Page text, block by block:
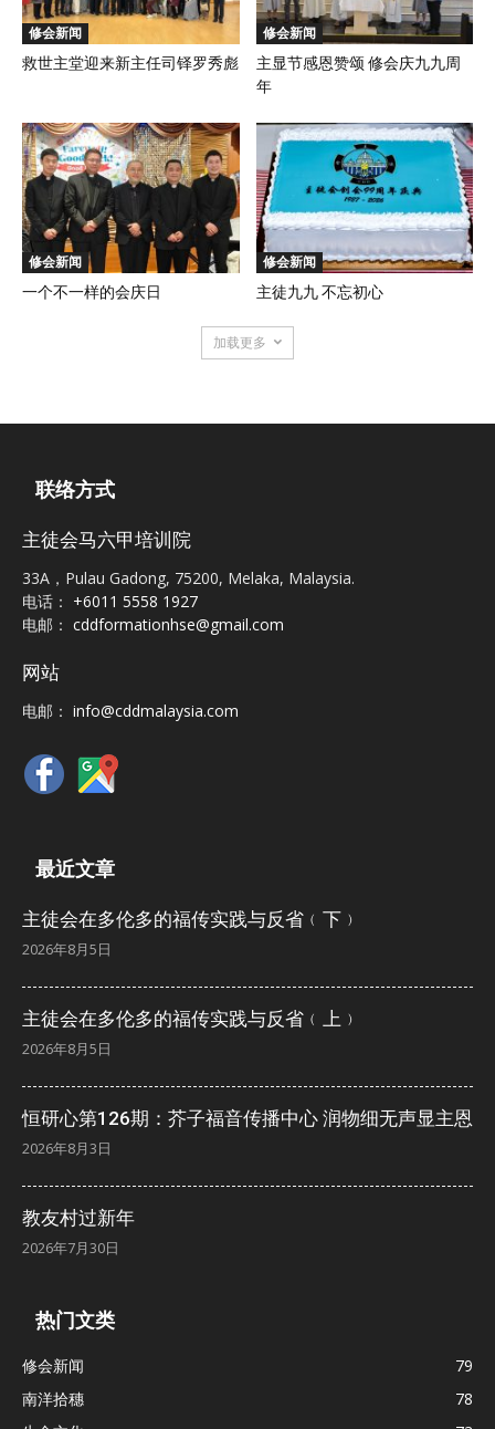
修会新闻
救世主堂迎来新主任司铎罗秀彪
修会新闻
主显节感恩赞颂 修会庆九九周
年
修会新闻
一个不一样的会庆日
修会新闻
主徒九九 不忘初心
加载更多
联络方式
主徒会马六甲培训院
33A，Pulau Gadong, 75200, Melaka, Malaysia.
电话： +6011 5558 1927
电邮： cddformationhse@gmail.com
网站
电邮： info@cddmalaysia.com
最近文章
主徒会在多伦多的福传实践与反省﹙下﹚
2026年8月5日
主徒会在多伦多的福传实践与反省﹙上﹚
2026年8月5日
恒研心第126期：芥子福音传播中心 润物细无声显主恩
2026年8月3日
教友村过新年
2026年7月30日
热门文类
修会新闻
79
南洋拾穗
78